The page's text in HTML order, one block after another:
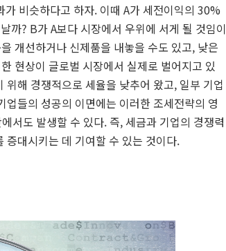
가 비슷하다고 하자. 이때 A가 세전이익의 30%
까? B가A보다 시장에서 우위에 서게 될 것임이
개선하거나 신제품을 내놓을 수도 있고, 낮은
현상이 글로벌 시장에서 실제로 벌어지고 있
해 경쟁적으로 세율을 낮추어 왔고, 일부 기업
업들의 성공의 이면에는 이러한 조세전략의 영
서도 발생할 수 있다. 즉,세금과 기업의 경쟁력
증대시키는 데 기여할 수 있는 것이다.